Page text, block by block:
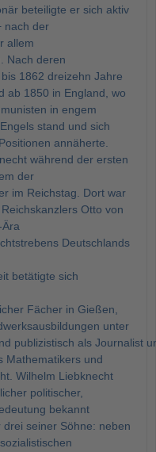
beteiligte er sich aktiv
nach der
allem
Nach deren
1862 dreizehn Jahre
ab 1850 in England, wo
in engem
stand und sich
annäherte.
während der ersten
der
im Reichstag. Dort war
Otto von
Deutschlands
betätigte sich
Fächer in Gießen,
unter
publizistisch als Journalist
Mathematikers und
Wilhelm Liebknecht
politischer,
bekannt
seiner Söhne: neben